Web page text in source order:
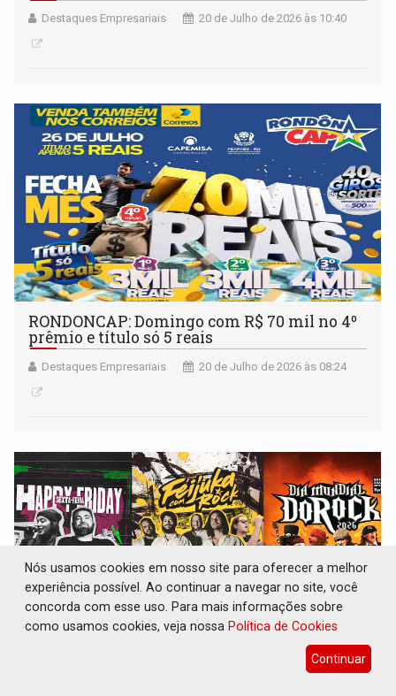
Destaques Empresariais 20 de Julho de 2026 às 10:40
RONDONCAP: Domingo com R$ 70 mil no 4º
prêmio e título só 5 reais
Destaques Empresariais 20 de Julho de 2026 às 08:24
ROCK ROLL: Um fim de semana para celebrar
Nós usamos cookies em nosso site para oferecer a melhor
experiência possível. Ao continuar a navegar no site, você
concorda com esse uso. Para mais informações sobre
como usamos cookies, veja nossa Política de Cookies
Continuar